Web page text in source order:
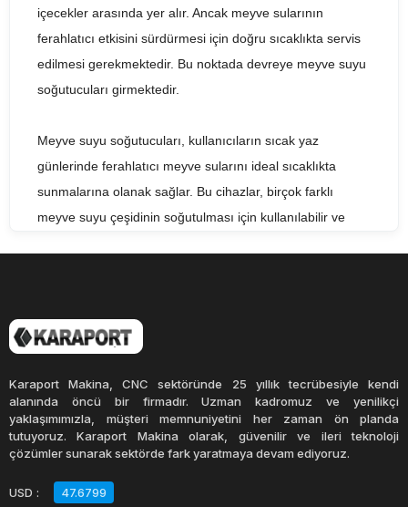
içecekler arasında yer alır. Ancak meyve sularının
ferahlatıcı etkisini sürdürmesi için doğru sıcaklıkta servis
edilmesi gerekmektedir. Bu noktada devreye meyve suyu
soğutucuları girmektedir.
Meyve suyu soğutucuları, kullanıcıların sıcak yaz
günlerinde ferahlatıcı meyve sularını ideal sıcaklıkta
sunmalarına olanak sağlar. Bu cihazlar, birçok farklı
meyve suyu çeşidinin soğutulması için kullanılabilir ve
cihazlar olarak öne çıkar. Kullanıcılar, genellikle tek bir
düğme ile cihazın çalışmasını sağlayabilirler. Soğutucular,
performans sergilerler.
Meyve suyu satışı yapan işletmeler, kafeler veya
büyük bir önem taşır. Bu cihazlar, sıcak yaz günlerinde
Karaport Makina, CNC sektöründe 25 yıllık tecrübesiyle kendi
alanında öncü bir firmadır. Uzman kadromuz ve yenilikçi
yaklaşımımızla, müşteri memnuniyetini her zaman ön planda
tutuyoruz. Karaport Makina olarak, güvenilir ve ileri teknoloji
çözümler sunarak sektörde fark yaratmaya devam ediyoruz.
USD : 47.6799